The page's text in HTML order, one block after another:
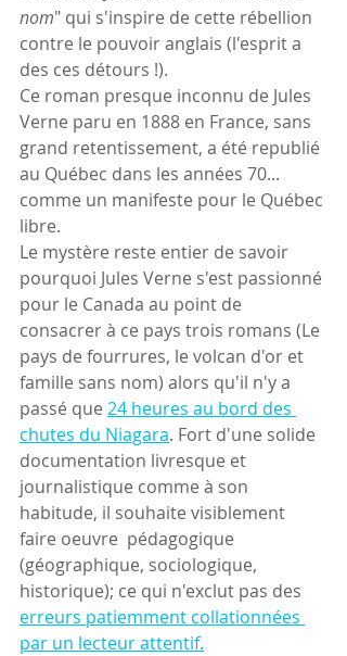
nom" qui s'inspire de cette rébellion
contre le pouvoir anglais (l'esprit a
des ces détours !).
Ce roman presque inconnu de Jules
Verne paru en 1888 en France, sans
grand retentissement, a été republié
au Québec dans les années 70...
comme un manifeste pour le Québec
libre.
Le mystère reste entier de savoir
pourquoi Jules Verne s'est passionné
pour le Canada au point de
consacrer à ce pays trois romans (Le
pays de fourrures, le volcan d'or et
famille sans nom) alors qu'il n'y a
passé que 24 heures au bord des
chutes du Niagara. Fort d'une solide
documentation livresque et
journalistique comme à son
habitude, il souhaite visiblement
faire oeuvre  pédagogique
(géographique, sociologique,
historique); ce qui n'exclut pas des
erreurs patiemment collationnées
par un lecteur attentif.